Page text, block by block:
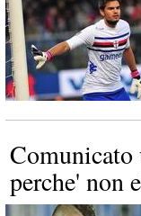
perche' non